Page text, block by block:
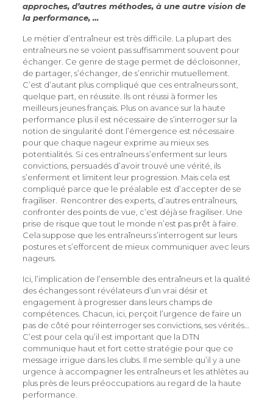
approches, d’autres méthodes, à une autre vision de
la performance, …
Le métier d’entraîneur est très difficile. La plupart des
entraîneurs ne se voient pas suffisamment souvent pour
échanger. Ce genre de stage permet de décloisonner,
de partager, s’échanger, de s’enrichir mutuellement.
C’est d’autant plus compliqué que ces entraîneurs sont,
quelque part, en réussite. Ils ont réussi à former les
meilleurs jeunes français. Plus on avance sur la haute
performance plus il est nécessaire de s’interroger sur la
notion de singularité dont l’émergence est nécessaire
pour que chaque nageur exprime au mieux ses
potentialités. Si ces entraîneurs s’enferment sur leurs
convictions, persuadés d’avoir trouvé une vérité, ils
s’enferment et limitent leur progression. Mais cela est
compliqué parce que le préalable est d’accepter de se
fragiliser. Rencontrer des experts, d’autres entraîneurs,
confronter des points de vue, c’est déjà se fragiliser. Une
prise de risque que tout le monde n’est pas prêt à faire.
Cela suppose que les entraîneurs s’interrogent sur leurs
postures et s’efforcent de mieux communiquer avec leurs
nageurs.
Ici, l’implication de l’ensemble des entraîneurs et la qualité
des échanges sont révélateurs d’un vrai désir et
engagement à progresser dans leurs champs de
compétences. Chacun, ici, perçoit l’urgence de faire un
pas de côté pour réinterroger ses convictions, ses vérités…
C’est pour cela qu’il est important que la DTN
communique haut et fort cette stratégie pour que ce
message irrigue dans les clubs. Il me semble qu’il y a une
urgence à accompagner les entraîneurs et les athlètes au
plus près de leurs préoccupations au regard de la haute
performance.